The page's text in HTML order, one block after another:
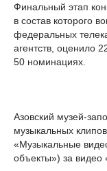
Финальный этап
в состав которого
федеральных
агентств, оценило
50 номинациях.
Азовский музей-
музыкальных
«Музыкальные
объекты») за видео